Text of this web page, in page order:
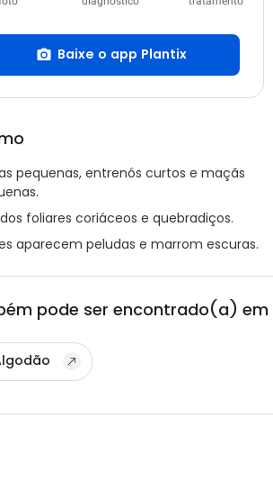
Baixe o app Plantix
pequenas, entrenós curtos e maçãs
foliares coriáceos e quebradiços.
aparecem peludas e marrom escuras.
pode ser encontrado(a) em